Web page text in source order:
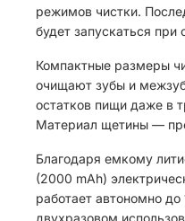
режимов чистки.
будет запускаться
Компактные размеры
очищают зубы и
остатков пищи даже в
Материал щетины —
Благодаря емкому
(2000 mAh)
работает автономно
двухразовом